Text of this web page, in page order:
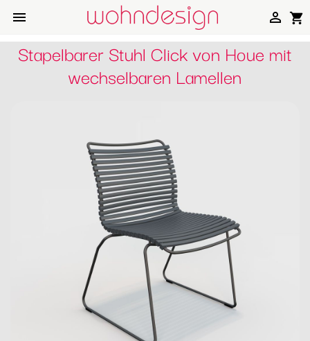
 shopping_cart

Stapelbarer Stuhl Click von Houe mit
wechselbaren Lamellen